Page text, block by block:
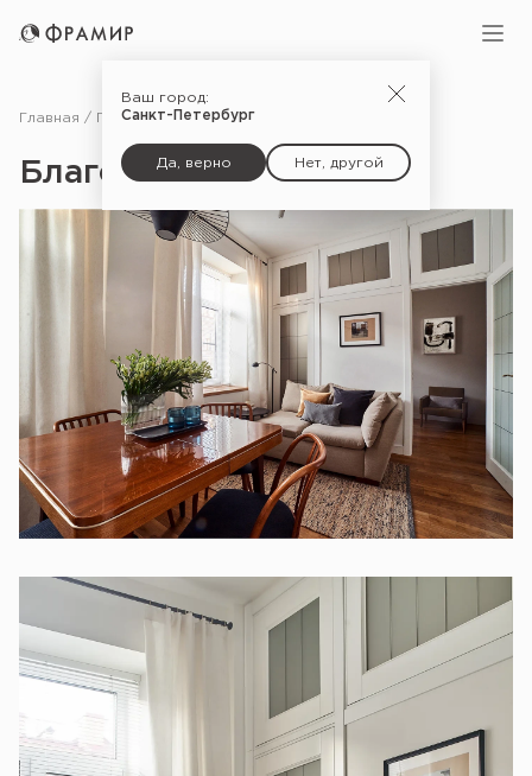
Ваш город:
Санкт-Петербург
Да, верно Нет, другой
Главная Портфолио
Благородный белый